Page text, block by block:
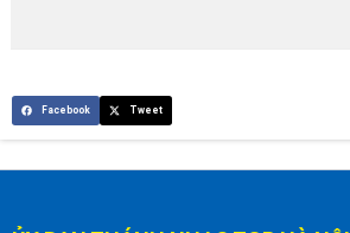
Facebook Tweet